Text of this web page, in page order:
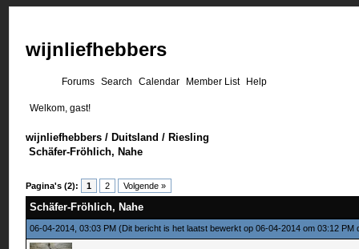
wijnliefhebbers
Forums Search Calendar Member List Help
Welkom, gast!
wijnliefhebbers / Duitsland / Riesling
Schäfer-Fröhlich, Nahe
Pagina's (2): 1 2 Volgende »
Schäfer-Fröhlich, Nahe
06-04-2014, 03:03 PM(Dit bericht is het laatst bewerkt op 06-04-2014 om 03:12 PM